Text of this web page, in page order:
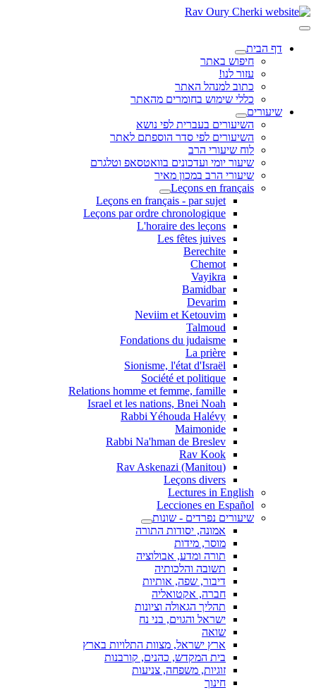
דף הבית
חיפוש באתר
עזור לנו!
כתוב למנהל האתר
כללי שימוש בחומרים מהאתר
שיעורים
השיעורים בעברית לפי נושא
השיעורים לפי סדר הוספתם לאתר
לוח שיעורי הרב
שיעור יומי ועדכונים בוואטסאפ וטלגרם
שיעורי הרב במכון מאיר
Leçons en français
Leçons en français - par sujet
Leçons par ordre chronologique
L'horaire des leçons
Les fêtes juives
Berechite
Chemot
Vayikra
Bamidbar
Devarim
Neviim et Ketouvim
Talmoud
Fondations du judaisme
La prière
Sionisme, l'état d'Israël
Société et politique
Relations homme et femme, famille
Israel et les nations, Bnei Noah
Rabbi Yéhouda Halévy
Maimonide
Rabbi Na'hman de Breslev
Rav Kook
(Rav Askenazi (Manitou
Leçons divers
Lectures in English
Lecciones en Español
שיעורים נפרדים - שונות
אמונה, יסודות התורה
מוסר, מידות
תורה ומדע, אבולוציה
תשובה והלכותיה
דיבור, שפה, אותיות
חברה, אקטואליה
תהליך הגאולה וציונות
ישראל והגוים, בני נח
שואה
ארץ ישראל, מצוות התלויות בארץ
בית המקדש, כהנים, קורבנות
זוגיות, משפחה, צניעות
חינוך